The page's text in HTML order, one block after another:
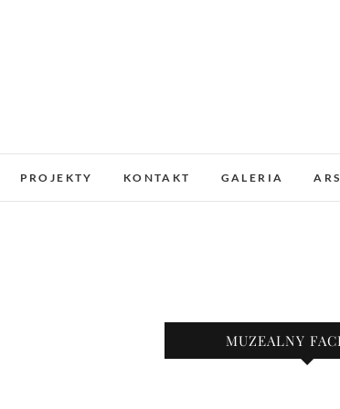
i
I POKAZY.
PROJEKTY KONTAKT GALERIA
MUZEALNY